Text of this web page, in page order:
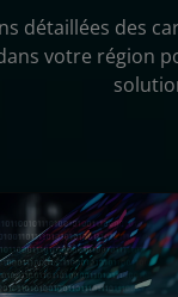
détaillées des
votre région